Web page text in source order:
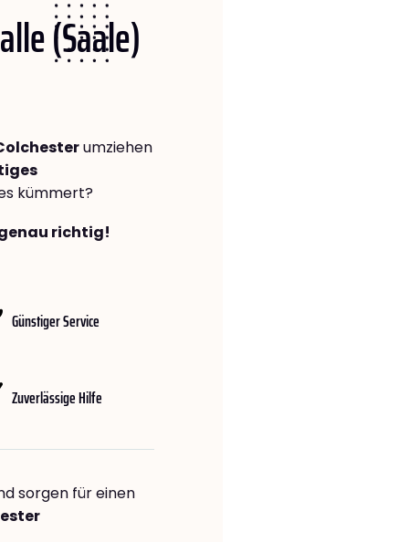
(Saale)
umziehen
kümmert?
richtig!
Günstiger Service
Zuverlässige Hilfe
sorgen für einen